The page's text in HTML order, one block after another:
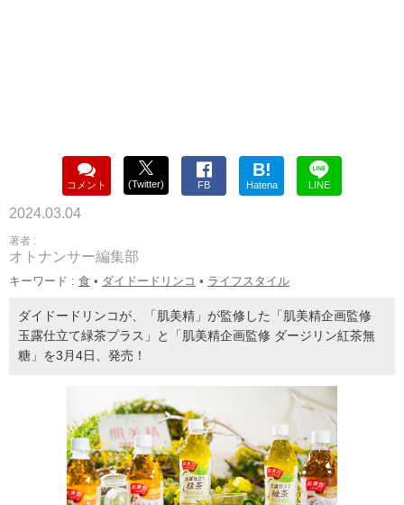
コメント (Twitter) FB
B!
Hatena LINE
2024.03.04
著者 :
オトナンサー編集部
キーワード : 食 • ダイドードリンコ • ライフスタイル
ダイドードリンコが、「肌美精」が監修した「肌美精企画監修
玉露仕立て緑茶プラス」と「肌美精企画監修 ダージリン紅茶無
糖」を3月4日、発売！